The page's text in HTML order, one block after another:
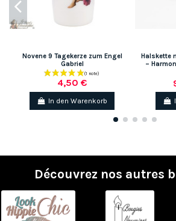
Novene 9 Tagekerze zum Engel
Gabriel
4,50 €
In den Warenkorb
Halskette
–
Découvrez nos autres